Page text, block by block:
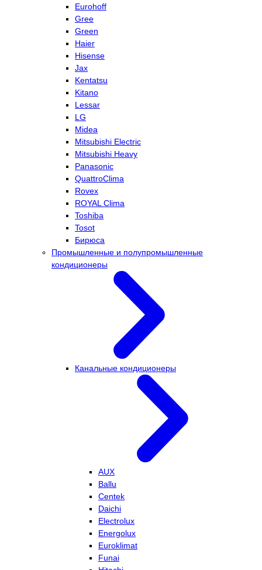
Eurohoff
Gree
Green
Haier
Hisense
Jax
Kentatsu
Kitano
Lessar
LG
Midea
Mitsubishi Electric
Mitsubishi Heavy
Panasonic
QuattroClima
Rovex
ROYAL Clima
Toshiba
Tosot
Бирюса
Промышленные и полупромышленные
кондиционеры
Канальные кондиционеры
AUX
Ballu
Centek
Daichi
Electrolux
Energolux
Euroklimat
Funai